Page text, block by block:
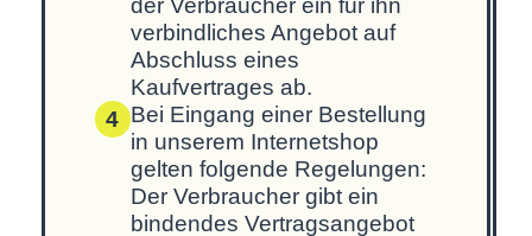
der Verbraucher ein für ihn
verbindliches Angebot auf
Abschluss eines
Kaufvertrages ab.
4 Bei Eingang einer Bestellung
in unserem Internetshop
gelten folgende Regelungen:
Der Verbraucher gibt ein
bindendes Vertragsangebot